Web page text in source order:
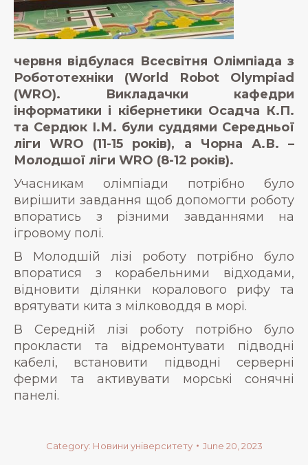
червня відбулася Всесвітня Олімпіада з
Робототехніки (World Robot Olympiad
(WRO). Викладачки кафедри
інформатики і кібернетики Осадча К.П.
та Сердюк І.М. були суддями Середньої
ліги WRO (11-15 років), а Чорна А.В. –
Молодшої ліги WRO (8-12 років).
Учасникам олімпіади потрібно було
вирішити завдання щоб допомогти роботу
впоратись з різними завданнями на
ігровому полі.
В Молодшій лізі роботу потрібно було
впоратися з корабельними відходами,
відновити ділянки коралового рифу та
врятувати кита з мілководдя в морі.
В Середній лізі роботу потрібно було
прокласти та відремонтувати підводні
кабелі, встановити підводні серверні
ферми та активувати морські сонячні
панелі.
Category: Новини університету June 20, 2023